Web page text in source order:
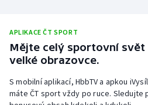
Stolní tenis
Triatlon
Veslování
APLIKACE ČT SPORT
Mějte celý sportovní svět
velké obrazovce.
S mobilní aplikací, HbbTV a apkou
máte ČT sport vždy po ruce. Sledujte